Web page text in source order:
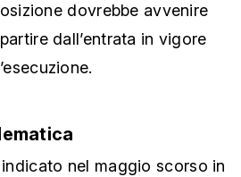
dovrebbe avvenire
dall’entrata in vigore
nel maggio scorso in